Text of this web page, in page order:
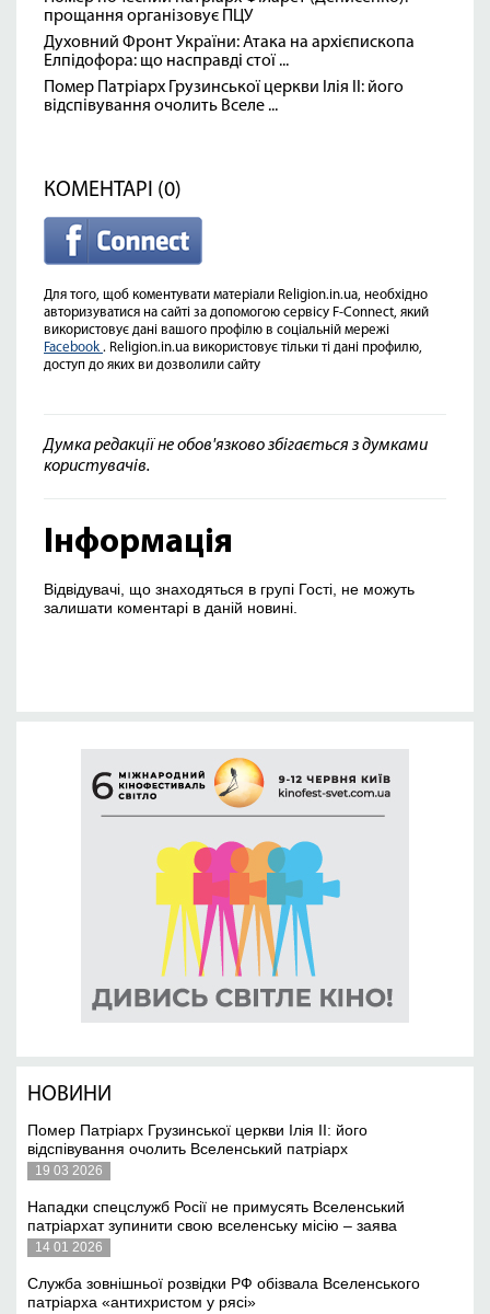
прощання організовує ПЦУ
Духовний Фронт України: Атака на архієпископа
Елпідофора: що насправді стої ...
Помер Патріарх Грузинської церкви Ілія II: його
відспівування очолить Вселе ...
КОМЕНТАРІ (0)
Для того, щоб коментувати матеріали Religion.in.ua, необхідно
авторизуватися на сайті за допомогою сервісу F-Connect, який
використовує дані вашого профілю в соціальній мережі
Facebook . Religion.in.ua використовує тільки ті дані профилю,
доступ до яких ви дозволили сайту
Думка редакції не обов'язково збігається з думками
користувачів.
Інформація
Відвідувачі, що знаходяться в групі Гості, не можуть
залишати коментарі в даній новині.
НОВИНИ
Помер Патріарх Грузинської церкви Ілія II: його
відспівування очолить Вселенський патріарх
19 03 2026
Нападки спецслужб Росії не примусять Вселенський
патріархат зупинити свою вселенську місію – заява
14 01 2026
Служба зовнішньої розвідки РФ обізвала Вселенського
патріарха «антихристом у рясі»